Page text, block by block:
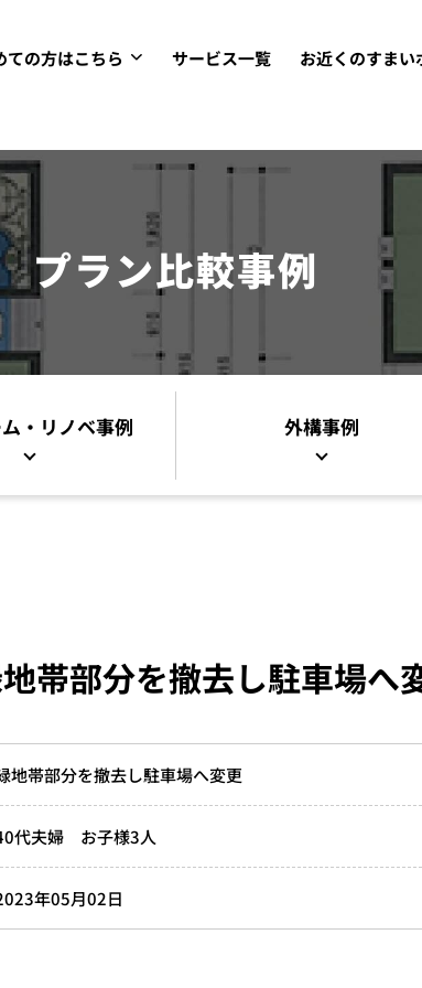
ての方はこちら サービス一覧 お近くのすまい
プラン比較事例
・リノベ事例 外構事例
帯部分を撤去し駐車場へ
地帯部分を撤去し駐車場へ変更
代夫婦 お子様3人
年05月02日